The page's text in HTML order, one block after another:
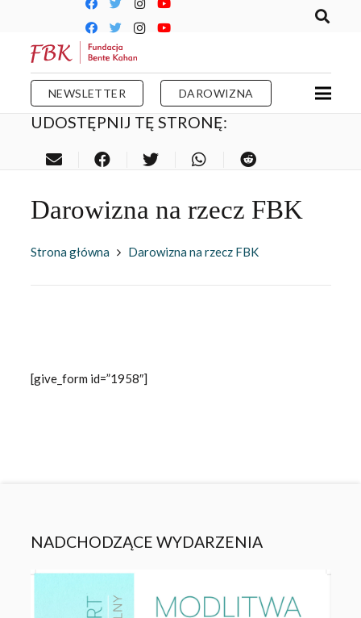
NEWSLETTER DAROWIZNA
UDOSTĘPNIJ TĘ STRONĘ:
Darowizna na rzecz FBK
Strona główna Darowizna na rzecz FBK
[give_form id=”1958″]
NADCHODZĄCE WYDARZENIA